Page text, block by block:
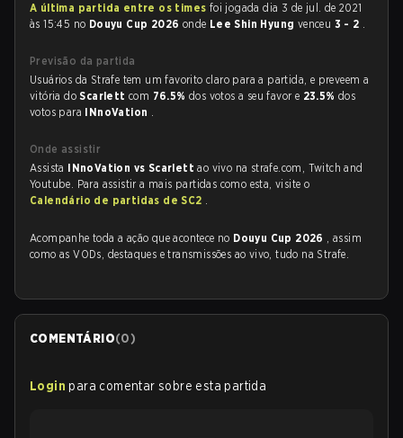
A última partida entre os times foi jogada dia 3 de jul. de 2021
às 15:45 no Douyu Cup 2026 onde Lee Shin Hyung venceu 3 - 2 .
Previsão da partida
Usuários da Strafe tem um favorito claro para a partida, e preveem a
vitória doScarlettcom 76.5%dos votos a seu favor e 23.5%dos
votos para INnoVation .
Onde assistir
Assista INnoVation vs Scarlettao vivo na strafe.com, Twitch and
Youtube. Para assistir a mais partidas como esta, visite o
Calendário de partidas de SC2 .
Acompanhe toda a ação que acontece no Douyu Cup 2026 , assim
como as VODs, destaques e transmissões ao vivo, tudo na Strafe.
COMENTÁRIO(0)
Login para comentar sobre esta partida